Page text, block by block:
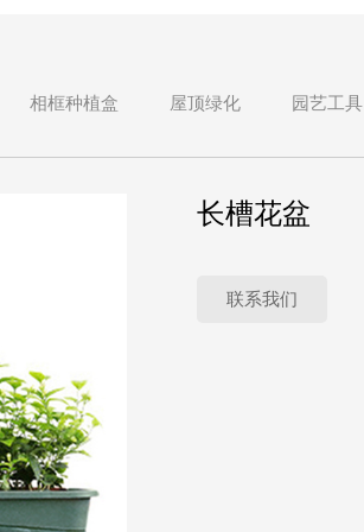
相框种植盒 屋顶绿化 园艺工具
长槽花盆
联系我们